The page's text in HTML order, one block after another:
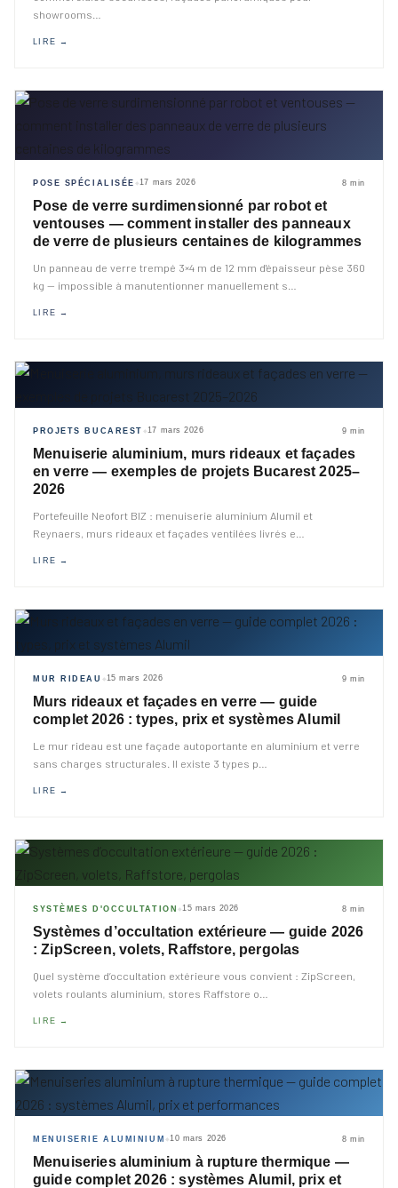
showrooms
LIRE →
POSE SPÉCIALISÉE ◆17 mars 2026 8 min
Pose de verre surdimensionné par robot et
ventouses — comment installer des panneaux
de verre de plusieurs centaines de kilogrammes
Un panneau de verre trempé 3×4 m de 12 mm d'épaisseur pèse 360
kg — impossible à manutentionner manuellement s
LIRE →
PROJETS BUCAREST ◆17 mars 2026 9 min
Menuiserie aluminium, murs rideaux et façades
en verre — exemples de projets Bucarest 2025–
2026
Portefeuille Neofort BIZ : menuiserie aluminium Alumil et
Reynaers, murs rideaux et façades ventilées livrés e
LIRE →
MUR RIDEAU ◆15 mars 2026 9 min
Murs rideaux et façades en verre — guide
complet 2026 : types, prix et systèmes Alumil
Le mur rideau est une façade autoportante en aluminium et verre
sans charges structurales. Il existe 3 types p
LIRE →
SYSTÈMES D'OCCULTATION ◆15 mars 2026 8 min
Systèmes d’occultation extérieure — guide 2026
: ZipScreen, volets, Raffstore, pergolas
Quel système d’occultation extérieure vous convient : ZipScreen,
volets roulants aluminium, stores Raffstore o
LIRE →
MENUISERIE ALUMINIUM ◆10 mars 2026 8 min
Menuiseries aluminium à rupture thermique —
guide complet 2026 : systèmes Alumil, prix et